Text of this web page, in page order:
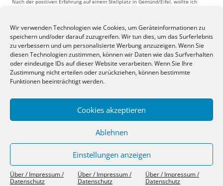
Wir verwenden Technologien wie Cookies, um Geräteinformationen zu
speichern und/oder darauf zuzugreifen. Wir tun dies, um das Surferlebnis
zu verbessern und um personalisierte Werbung anzuzeigen. Wenn Sie
diesen Technologien zustimmen, können wir Daten wie das Surfverhalten
oder eindeutige IDs auf dieser Website verarbeiten. Wenn Sie Ihre
Zustimmung nicht erteilen oder zurückziehen, können bestimmte
Funktionen beeinträchtigt werden.
Cookies akzeptieren
Ablehnen
Einstellungen anzeigen
Über / Impressum /
Datenschutz
Über / Impressum /
Datenschutz
Über / Impressum /
Datenschutz
Über / Impressum / Datenschutz Stolz präsentiert von WordPress